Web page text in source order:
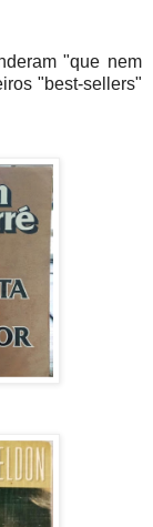
"que nem
"best-sellers"